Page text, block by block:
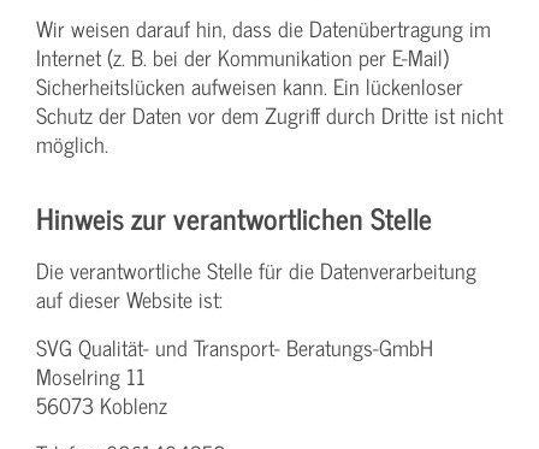
Wir weisen darauf hin, dass die Datenübertragung im
Internet (z. B. bei der Kommunikation per E-Mail)
Sicherheitslücken aufweisen kann. Ein lückenloser
Schutz der Daten vor dem Zugriff durch Dritte ist nicht
möglich.
Hinweis zur verantwortlichen Stelle
Die verantwortliche Stelle für die Datenverarbeitung
auf dieser Website ist:
SVG Qualität- und Transport- Beratungs-GmbH
Moselring 11
56073 Koblenz